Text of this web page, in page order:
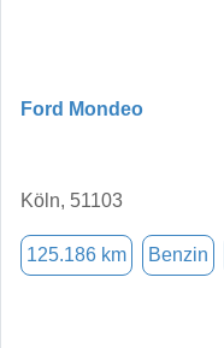
Ford Mondeo
Köln, 51103
125.186 km Benzin